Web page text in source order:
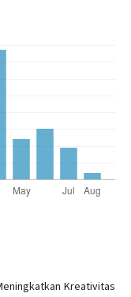
Kreativitas